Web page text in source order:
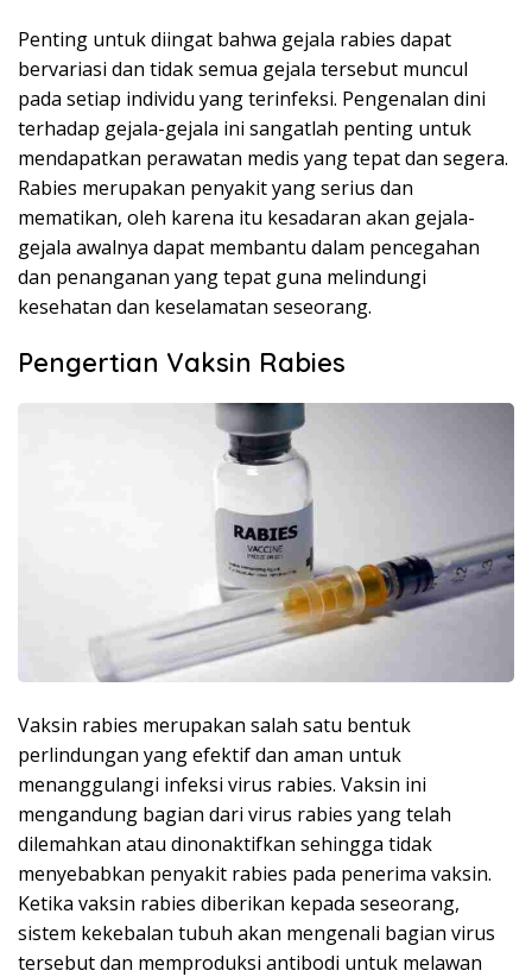
Penting untuk diingat bahwa gejala rabies dapat
bervariasi dan tidak semua gejala tersebut muncul
pada setiap individu yang terinfeksi. Pengenalan dini
terhadap gejala-gejala ini sangatlah penting untuk
mendapatkan perawatan medis yang tepat dan segera.
Rabies merupakan penyakit yang serius dan
mematikan, oleh karena itu kesadaran akan gejala-
gejala awalnya dapat membantu dalam pencegahan
dan penanganan yang tepat guna melindungi
kesehatan dan keselamatan seseorang.
Pengertian Vaksin Rabies
Vaksin rabies merupakan salah satu bentuk
perlindungan yang efektif dan aman untuk
menanggulangi infeksi virus rabies. Vaksin ini
mengandung bagian dari virus rabies yang telah
dilemahkan atau dinonaktifkan sehingga tidak
menyebabkan penyakit rabies pada penerima vaksin.
Ketika vaksin rabies diberikan kepada seseorang,
sistem kekebalan tubuh akan mengenali bagian virus
tersebut dan memproduksi antibodi untuk melawan